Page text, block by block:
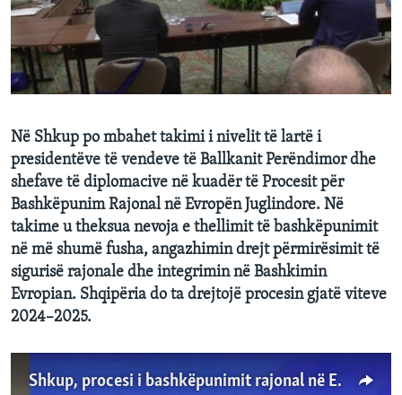
INTERVISTA
DITARI
Në Shkup po mbahet takimi i nivelit të lartë i
presidentëve të vendeve të Ballkanit Perëndimor dhe
shefave të diplomacive në kuadër të Procesit për
Bashkëpunim Rajonal në Evropën Juglindore. Në
takime u theksua nevoja e thellimit të bashkëpunimit
në më shumë fusha, angazhimin drejt përmirësimit të
sigurisë rajonale dhe integrimin në Bashkimin
Evropian. Shqipëria do ta drejtojë procesin gjatë viteve
2024–2025.
Shkup, procesi i bashkëpunimit rajonal në Evropën Juglindore